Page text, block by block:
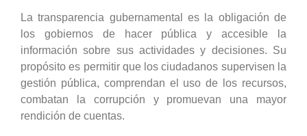
La transparencia gubernamental es la obligación de
los gobiernos de hacer pública y accesible la
información sobre sus actividades y decisiones. Su
propósito es permitir que los ciudadanos supervisen la
gestión pública, comprendan el uso de los recursos,
combatan la corrupción y promuevan una mayor
rendición de cuentas.